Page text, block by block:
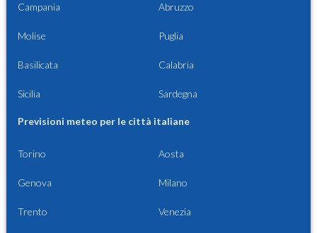
Campania Abruzzo
Molise Puglia
Basilicata Calabria
Sicilia Sardegna
Previsioni meteo per le città italiane
Torino Aosta
Genova Milano
Trento Venezia